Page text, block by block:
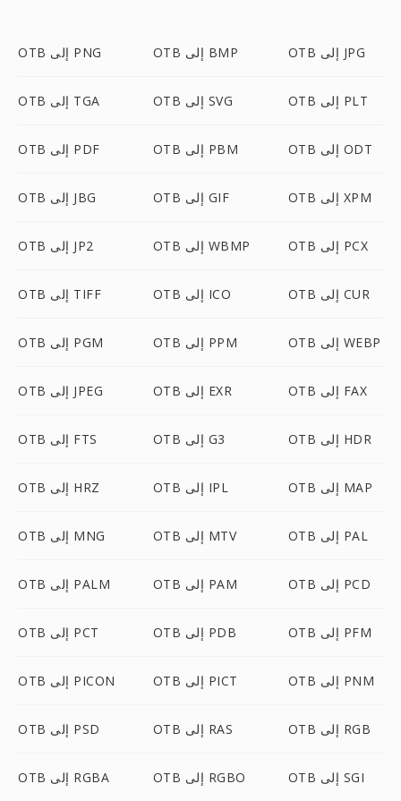
OTB إلى PNG OTB إلى BMP OTB إلى JPG
OTB إلى TGA OTB إلى SVG OTB إلى PLT
OTB إلى PDF OTB إلى PBM OTB إلى ODT
OTB إلى JBG OTB إلى GIF OTB إلى XPM
OTB إلى JP2 OTB إلى WBMP OTB إلى PCX
OTB إلى TIFF OTB إلى ICO OTB إلى CUR
OTB إلى PGM OTB إلى PPM OTB إلى WEBP
OTB إلى JPEG OTB إلى EXR OTB إلى FAX
OTB إلى FTS OTB إلى G3 OTB إلى HDR
OTB إلى HRZ OTB إلى IPL OTB إلى MAP
OTB إلى MNG OTB إلى MTV OTB إلى PAL
OTB إلى PALM OTB إلى PAM OTB إلى PCD
OTB إلى PCT OTB إلى PDB OTB إلى PFM
OTB إلى PICON OTB إلى PICT OTB إلى PNM
OTB إلى PSD OTB إلى RAS OTB إلى RGB
OTB إلى RGBA OTB إلى RGBO OTB إلى SGI